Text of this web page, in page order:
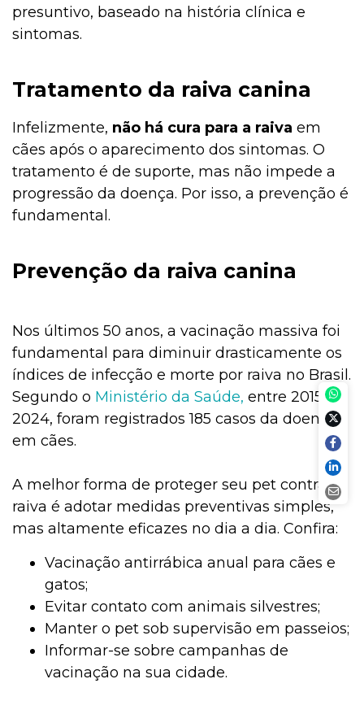
presuntivo, baseado na história clínica e
sintomas.
Tratamento da raiva canina
Infelizmente, não há cura para a raiva em
cães após o aparecimento dos sintomas. O
tratamento é de suporte, mas não impede a
progressão da doença. Por isso, a prevenção é
fundamental.
Prevenção da raiva canina
Nos últimos 50 anos, a vacinação massiva foi
fundamental para diminuir drasticamente os
índices de infecção e morte por raiva no Brasil.
Segundo o Ministério da Saúde, entre 2015 e
2024, foram registrados 185 casos da doença
em cães.
A melhor forma de proteger seu pet contra a
raiva é adotar medidas preventivas simples,
mas altamente eficazes no dia a dia. Confira:
Vacinação antirrábica anual para cães e
gatos;
Evitar contato com animais silvestres;
Manter o pet sob supervisão em passeios;
Informar-se sobre campanhas de
vacinação na sua cidade.